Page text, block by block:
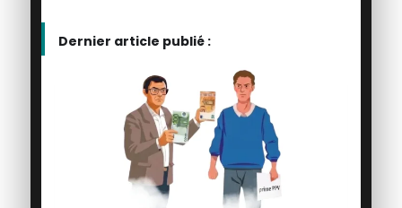
Dernier article publié :